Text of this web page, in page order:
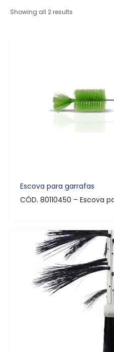
Showing all 2 results
Escova para garrafas
CÓD. 80110450 – Escova